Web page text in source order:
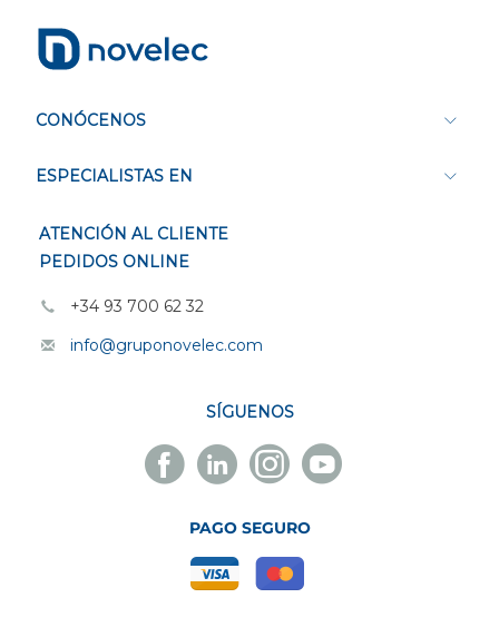
CONÓCENOS
ESPECIALISTAS EN
ATENCIÓN AL CLIENTE
PEDIDOS ONLINE
+34 93 700 62 32
info@gruponovelec.com
SÍGUENOS
Facebook
Novelec
Linkedin
Novelec
Instagram
Novelec
Youtube
Novelec
PAGO SEGURO